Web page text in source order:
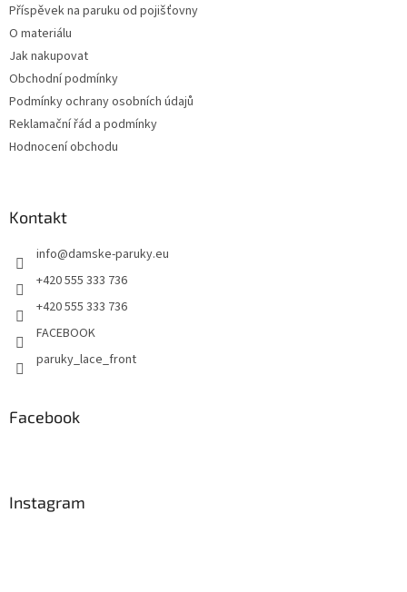
Příspěvek na paruku od pojišťovny
O materiálu
Jak nakupovat
Obchodní podmínky
Podmínky ochrany osobních údajů
Reklamační řád a podmínky
Hodnocení obchodu
Kontakt
info@damske-paruky.eu
+420 555 333 736
+420 555 333 736
FACEBOOK
paruky_lace_front
Facebook
Instagram